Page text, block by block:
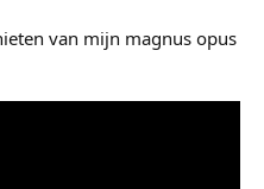
van mijn magnus opus